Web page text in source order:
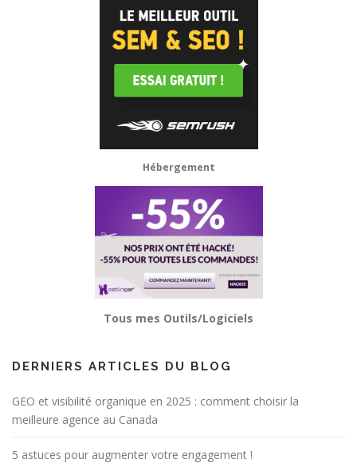
Hébergement
Tous mes Outils/Logiciels
DERNIERS ARTICLES DU BLOG
GEO et visibilité organique en 2025 : comment choisir la
meilleure agence au Canada
5 astuces pour augmenter votre engagement !